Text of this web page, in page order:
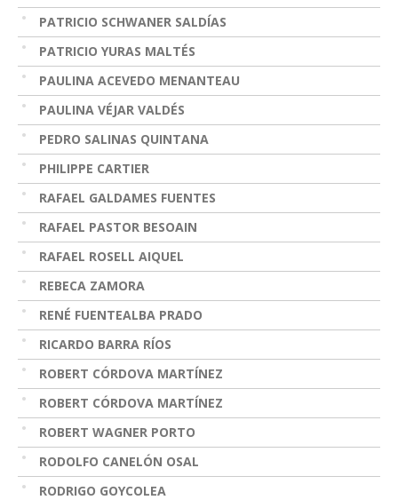
PATRICIO SCHWANER SALDÍAS
PATRICIO YURAS MALTÉS
PAULINA ACEVEDO MENANTEAU
PAULINA VÉJAR VALDÉS
PEDRO SALINAS QUINTANA
PHILIPPE CARTIER
RAFAEL GALDAMES FUENTES
RAFAEL PASTOR BESOAIN
RAFAEL ROSELL AIQUEL
REBECA ZAMORA
RENÉ FUENTEALBA PRADO
RICARDO BARRA RÍOS
ROBERT CÓRDOVA MARTÍNEZ
ROBERT CÓRDOVA MARTÍNEZ
ROBERT WAGNER PORTO
RODOLFO CANELÓN OSAL
RODRIGO GOYCOLEA